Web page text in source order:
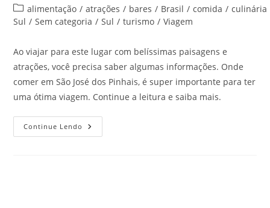
do
post:
publicado:
Categoria
do
alimentação / atrações / bares / Brasil / comida / culinária
Sul / Sem categoria / Sul / turismo / Viagem
Ao viajar para este lugar com belíssimas paisagens e
atrações, você precisa saber algumas informações. Onde
comer em São José dos Pinhais, é super importante para ter
uma ótima viagem. Continue a leitura e saiba mais.
Continue Lendo Saiba
Onde